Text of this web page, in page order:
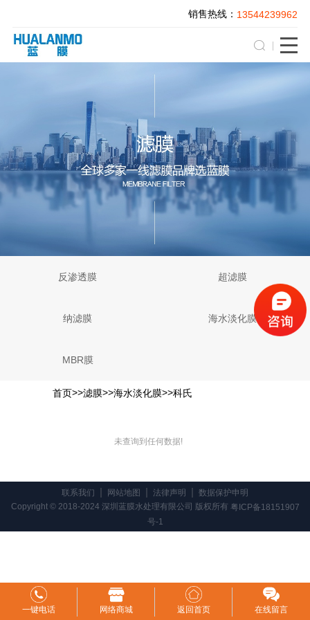
销售热线： 13544239962
反渗透膜 超滤膜
纳滤膜 海水淡化膜
MBR膜
首页>>滤膜>>海水淡化膜>>科氏
未查询到任何数据!
联系我们 网站地图 法律声明
数据保护申明
Copyright © 2018-2024 深圳蓝膜水处理有限公司 版权所有 粤ICP备18151907
号-1
一键电话 网络商城 返回首页 在线留言